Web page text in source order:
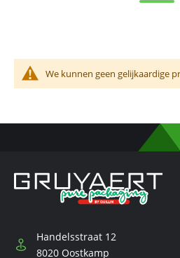
We kunnen geen gelijkaardige
Handelsstraat 12
8020 Oostkamp